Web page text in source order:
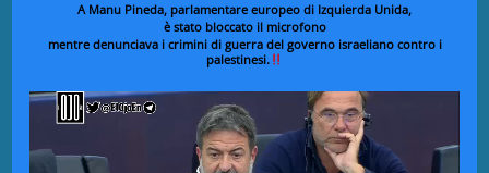
A Manu Pineda, parlamentare europeo di Izquierda Unida,
è stato bloccato il microfono
mentre denunciava i crimini di guerra del governo israeliano contro i
palestinesi.